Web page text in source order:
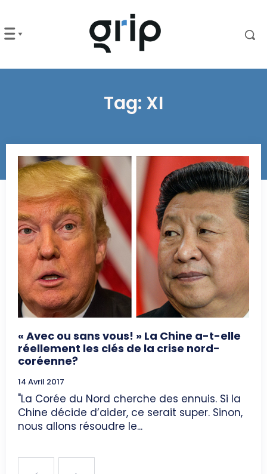
Tag: XI
« Avec ou sans vous! » La Chine a-t-elle
réellement les clés de la crise nord-
coréenne?
14 Avril 2017
"La Corée du Nord cherche des ennuis. Si la
Chine décide d’aider, ce serait super. Sinon,
nous allons résoudre le...